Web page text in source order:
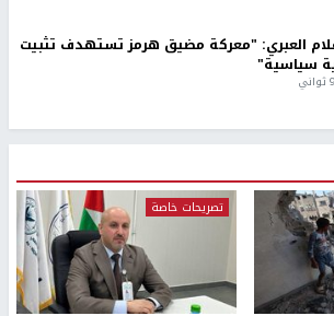
العبري: "معركة مضيق هرمز تستهدف تثبيت
سياسية"
تصريحات خاصة